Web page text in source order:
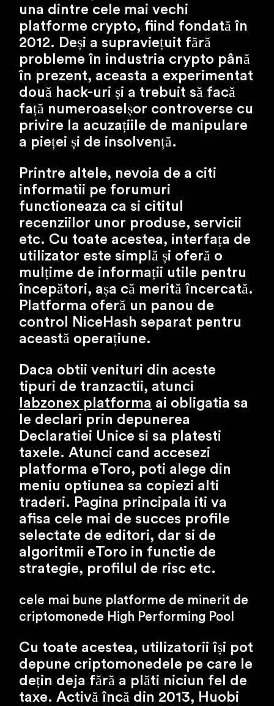
una dintre cele mai vechi
platforme crypto, fiind fondată în
2012. Deși a supraviețuit fără
probleme în industria crypto până
în prezent, aceasta a experimentat
două hack-uri și a trebuit să facă
față numeroaselșor controverse cu
privire la acuzațiile de manipulare
a pieței și de insolvență.
Printre altele, nevoia de a citi
informatii pe forumuri
functioneaza ca si cititul
recenziilor unor produse, servicii
etc. Cu toate acestea, interfața de
utilizator este simplă și oferă o
mulțime de informații utile pentru
începători, așa că merită încercată.
Platforma oferă un panou de
control NiceHash separat pentru
această operațiune.
Daca obtii venituri din aceste
tipuri de tranzactii, atunci
labzonex platforma ai obligatia sa
le declari prin depunerea
Declaratiei Unice si sa platesti
taxele. Atunci cand accesezi
platforma eToro, poti alege din
meniu optiunea sa copiezi alti
traderi. Pagina principala iti va
afisa cele mai de succes profile
selectate de editori, dar si de
algoritmii eToro in functie de
strategie, profilul de risc etc.
cele mai bune platforme de minerit de
criptomonede High Performing Pool
Cu toate acestea, utilizatorii își pot
depune criptomonedele pe care le
dețin deja fără a plăti niciun fel de
taxe. Activă încă din 2013, Huobi